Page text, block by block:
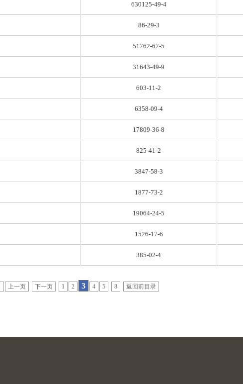
630125-49-4
86-29-3
51762-67-5
31643-49-9
603-11-2
6358-09-4
17809-36-8
825-41-2
3847-58-3
1877-73-2
19064-24-5
1526-17-6
385-02-4
上一页 下一页 1 2 3 4 5 8 返回前目录